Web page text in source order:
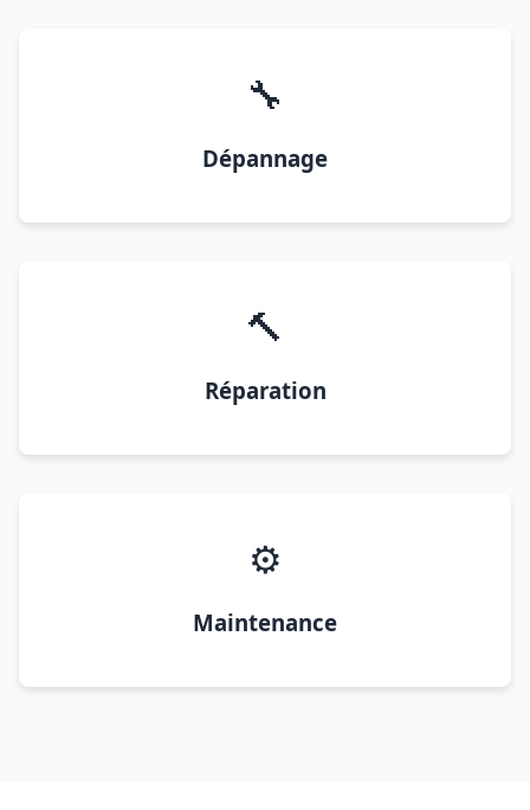
🔧
Dépannage
🔨
Réparation
⚙️
Maintenance